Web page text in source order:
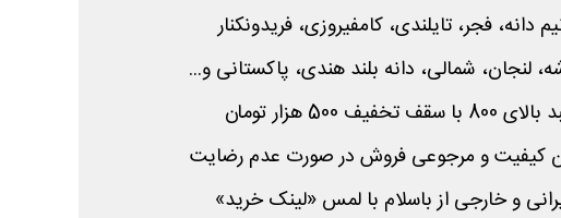
دانه، فجر، تایلندی، کامفیروزی، فریدونکنار
لنجان، شمالی، دانه بلند هندی، پاکستانی و...
کیفیت و مرجوعی فروش در صورت عدم رضایت
و خارجی از باسلام با لمس «لینک خرید»